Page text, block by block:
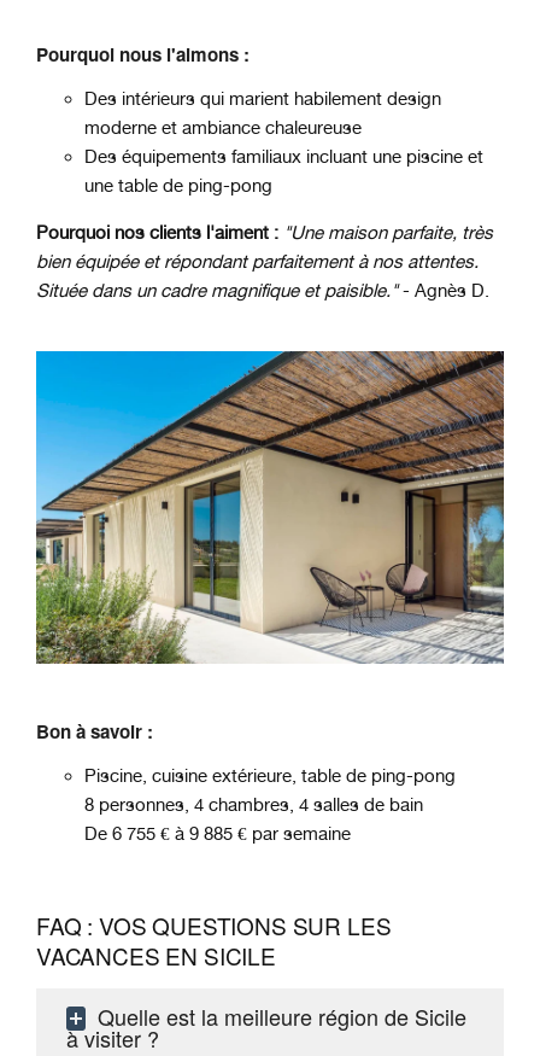
Pourquoi nous l'aimons :
Des intérieurs qui marient habilement design
moderne et ambiance chaleureuse
Des équipements familiaux incluant une piscine et
une table de ping-pong
Pourquoi nos clients l'aiment : "Une maison parfaite, très
bien équipée et répondant parfaitement à nos attentes.
Située dans un cadre magnifique et paisible."- Agnès D.
Bon à savoir :
Piscine, cuisine extérieure, table de ping-pong
8 personnes, 4 chambres, 4 salles de bain
De 6 755 € à 9 885 € par semaine
FAQ : VOS QUESTIONS SUR LES
VACANCES EN SICILE
Quelle est la meilleure région de Sicile
à visiter ?